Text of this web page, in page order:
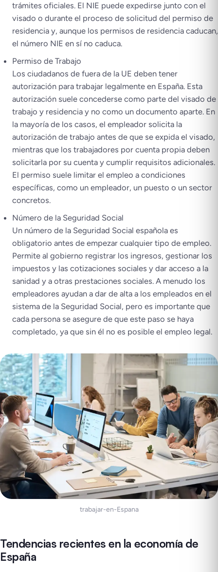
trámites oficiales. El NIE puede expedirse junto con el
visado o durante el proceso de solicitud del permiso de
residencia y, aunque los permisos de residencia caducan,
el número NIE en sí no caduca.
Permiso de Trabajo
Los ciudadanos de fuera de la UE deben tener
autorización para trabajar legalmente en España. Esta
autorización suele concederse como parte del visado de
trabajo y residencia y no como un documento aparte. En
la mayoría de los casos, el empleador solicita la
autorización de trabajo antes de que se expida el visado,
mientras que los trabajadores por cuenta propia deben
solicitarla por su cuenta y cumplir requisitos adicionales.
El permiso suele limitar el empleo a condiciones
específicas, como un empleador, un puesto o un sector
concretos.
Número de la Seguridad Social
Un número de la Seguridad Social española es
obligatorio antes de empezar cualquier tipo de empleo.
Permite al gobierno registrar los ingresos, gestionar los
impuestos y las cotizaciones sociales y dar acceso a la
sanidad y a otras prestaciones sociales. A menudo los
empleadores ayudan a dar de alta a los empleados en el
sistema de la Seguridad Social, pero es importante que
cada persona se asegure de que este paso se haya
completado, ya que sin él no es posible el empleo legal.
trabajar-en-Espana
Tendencias recientes en la economía de
España